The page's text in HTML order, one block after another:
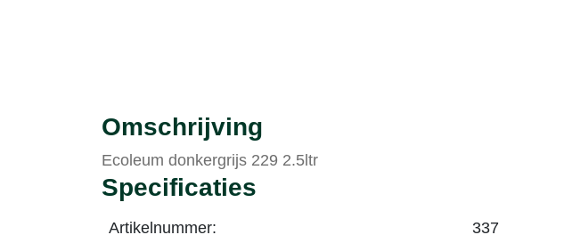
Omschrijving
Ecoleum donkergrijs 229 2.5ltr
Specificaties
Artikelnummer: 337